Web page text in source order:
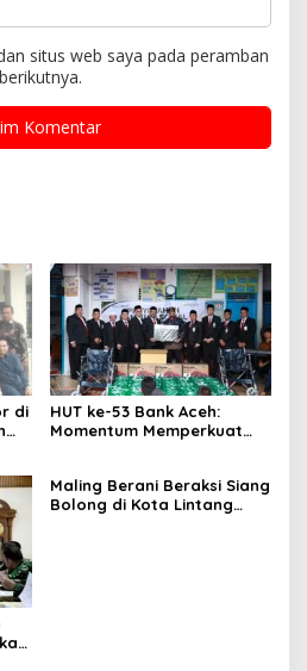
situs web saya pada peramban
di
HUT ke-53 Bank Aceh:
Momentum Memperkuat
Maling Berani Beraksi Siang
Bolong di Kota Lintang